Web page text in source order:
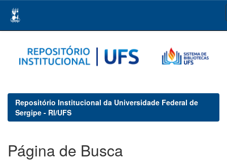
navigation
Repositório Institucional da Universidade Federal de
Sergipe - RI/UFS
Página de Busca